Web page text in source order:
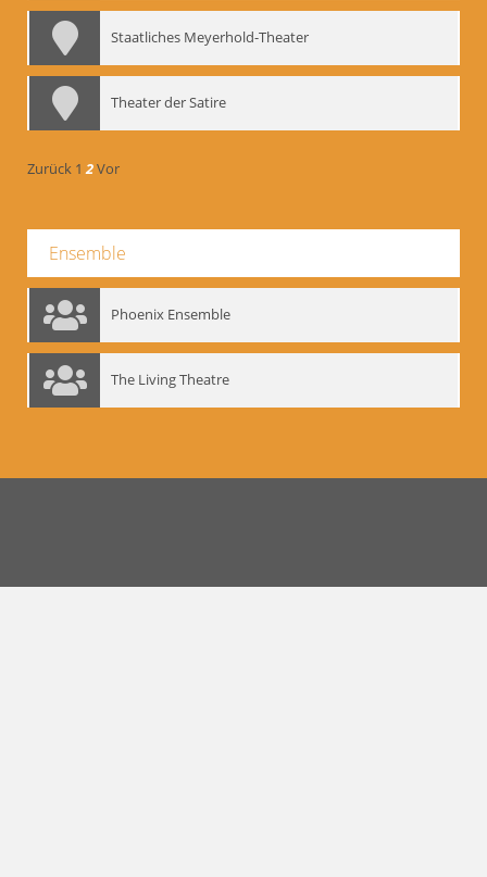
Staatliches Meyerhold-Theater
Theater der Satire
Zurück 1 2Vor
Ensemble
Phoenix Ensemble
The Living Theatre